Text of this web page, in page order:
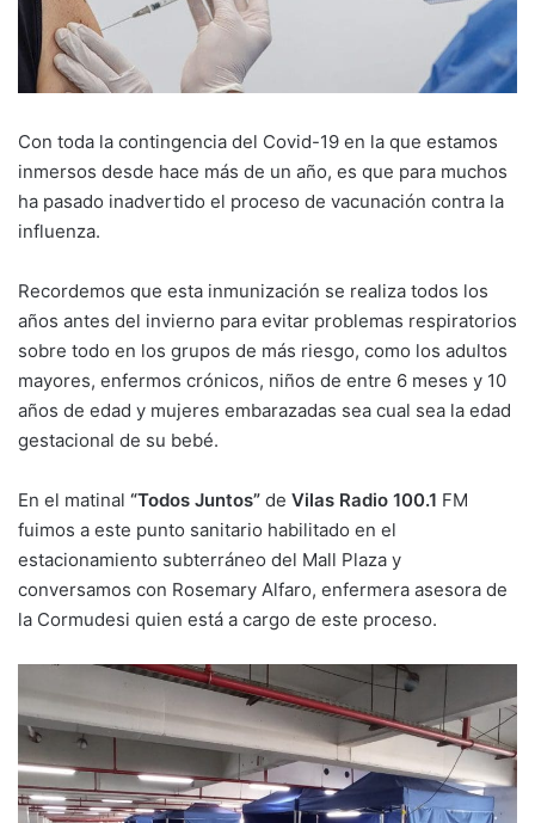
Con toda la contingencia del Covid-19 en la que estamos
inmersos desde hace más de un año, es que para muchos
ha pasado inadvertido el proceso de vacunación contra la
influenza.
Recordemos que esta inmunización se realiza todos los
años antes del invierno para evitar problemas respiratorios
sobre todo en los grupos de más riesgo, como los adultos
mayores, enfermos crónicos, niños de entre 6 meses y 10
años de edad y mujeres embarazadas sea cual sea la edad
gestacional de su bebé.
En el matinal “Todos Juntos” de Vilas Radio 100.1 FM
fuimos a este punto sanitario habilitado en el
estacionamiento subterráneo del Mall Plaza y
conversamos con Rosemary Alfaro, enfermera asesora de
la Cormudesi quien está a cargo de este proceso.